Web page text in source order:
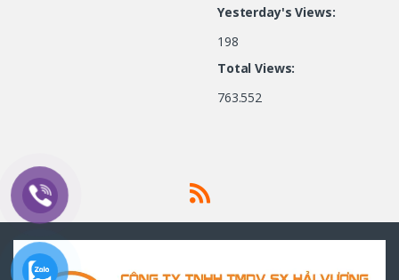
Yesterday's Views:
198
Total Views:
763.552